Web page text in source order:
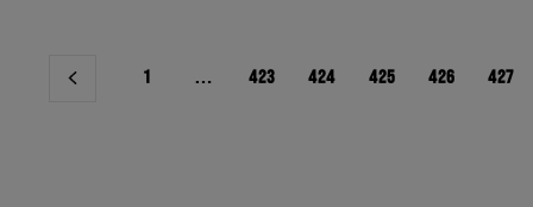
Berichtnavigatie
1 … 423 424 425 426 427